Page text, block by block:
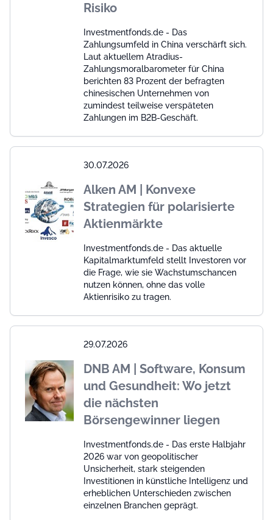
Risiko
Investmentfonds.de - Das
Zahlungsumfeld in China verschärft sich.
Laut aktuellem Atradius-
Zahlungsmoralbarometer für China
berichten 83 Prozent der befragten
chinesischen Unternehmen von
zumindest teilweise verspäteten
Zahlungen im B2B-Geschäft.
30.07.2026
Alken AM | Konvexe
Strategien für polarisierte
Aktienmärkte
Investmentfonds.de - Das aktuelle
Kapitalmarktumfeld stellt Investoren vor
die Frage, wie sie Wachstumschancen
nutzen können, ohne das volle
Aktienrisiko zu tragen.
29.07.2026
DNB AM | Software, Konsum
und Gesundheit: Wo jetzt
die nächsten
Börsengewinner liegen
Investmentfonds.de - Das erste Halbjahr
2026 war von geopolitischer
Unsicherheit, stark steigenden
Investitionen in künstliche Intelligenz und
erheblichen Unterschieden zwischen
einzelnen Branchen geprägt.